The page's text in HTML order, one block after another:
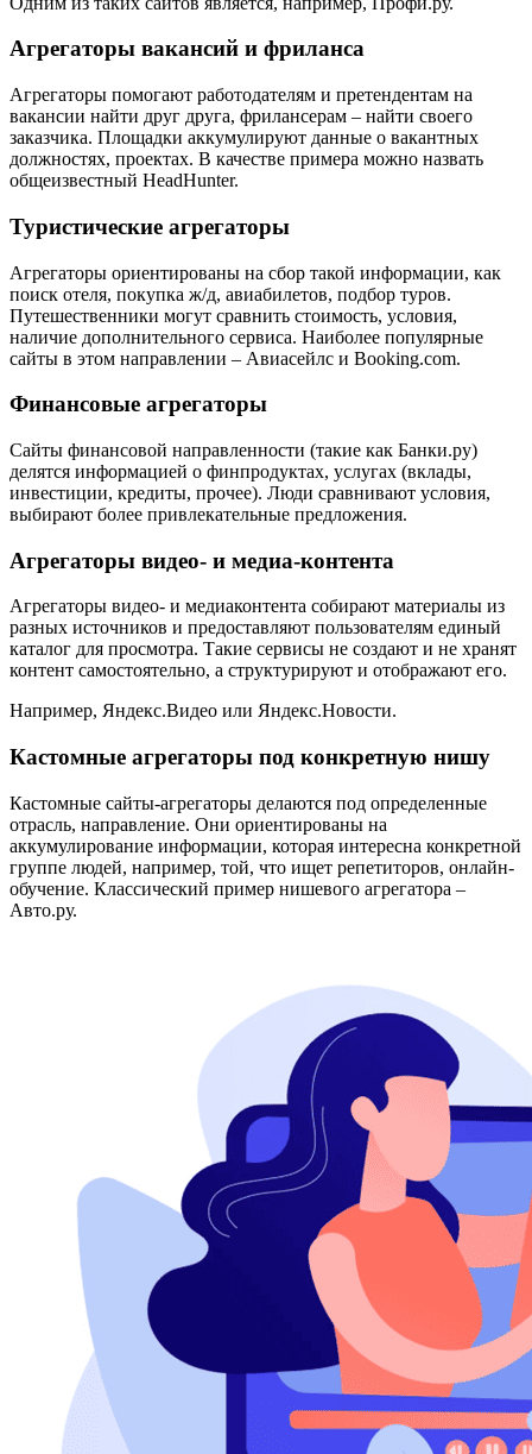
Агрегаторы вакансий и фриланса
Агрегаторы помогают работодателям и претендентам на
вакансии найти друг друга, фрилансерам – найти своего
заказчика. Площадки аккумулируют данные о вакантных
должностях, проектах. В качестве примера можно назвать
общеизвестный HeadHunter.
Туристические агрегаторы
Агрегаторы ориентированы на сбор такой информации, как
поиск отеля, покупка ж/д, авиабилетов, подбор туров.
Путешественники могут сравнить стоимость, условия,
наличие дополнительного сервиса. Наиболее популярные
сайты в этом направлении – Авиасейлс и Booking.com.
Финансовые агрегаторы
Сайты финансовой направленности (такие как Банки.ру)
делятся информацией о финпродуктах, услугах (вклады,
инвестиции, кредиты, прочее). Люди сравнивают условия,
выбирают более привлекательные предложения.
Агрегаторы видео- и медиа-контента
Агрегаторы видео- и медиаконтента собирают материалы из
разных источников и предоставляют пользователям единый
каталог для просмотра. Такие сервисы не создают и не хранят
контент самостоятельно, а структурируют и отображают его.
Например, Яндекс.Видео или Яндекс.Новости.
Кастомные агрегаторы под конкретную нишу
Кастомные сайты-агрегаторы делаются под определенные
отрасль, направление. Они ориентированы на
аккумулирование информации, которая интересна конкретной
группе людей, например, той, что ищет репетиторов, онлайн-
обучение. Классический пример нишевого агрегатора –
Авто.ру.